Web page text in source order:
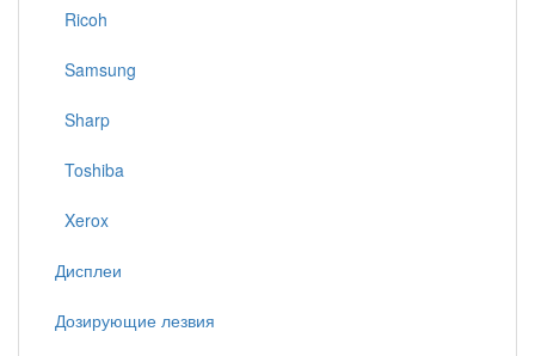
Ricoh
Samsung
Sharp
Toshiba
Xerox
Дисплеи
Дозирующие лезвия